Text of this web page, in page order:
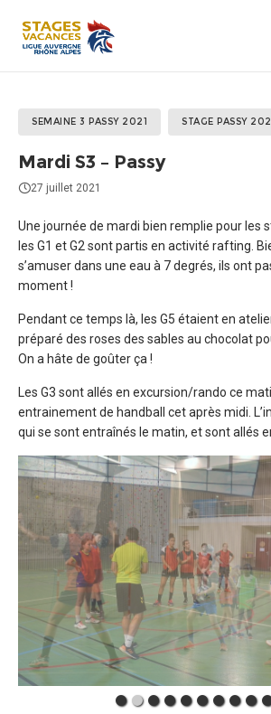
SEMAINE 3 PASSY 2021 STAGE PASSY
Mardi S3 – Passy
27 juillet 2021
Une journée de mardi bien remplie pour les
les G1 et G2 sont partis en activité rafting.
s’amuser dans une eau à 7 degrés, ils ont
moment !
Pendant ce temps là, les G5 étaient en
préparé des roses des sables au chocolat
On a hâte de goûter ça !
Les G3 sont allés en excursion/rando ce
entrainement de handball cet après midi.
qui se sont entraînés le matin, et sont allés